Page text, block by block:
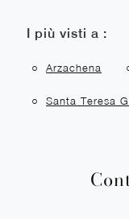
I più visti a :
Arzachena
Santa Teresa